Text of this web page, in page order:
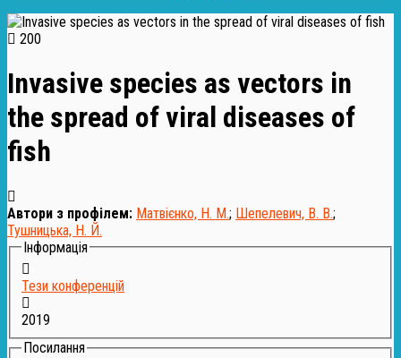
200
Invasive species as vectors in
the spread of viral diseases of
fish
Автори з профілем: Матвієнко, Н. М.; Шепелевич, В. В.;
Тушницька, Н. Й.
Інформація
Тези конференцій
2019
Посилання